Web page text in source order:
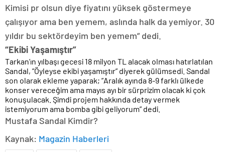
Kimisi pr olsun diye fiyatını yüksek göstermeye
çalışıyor ama ben yemem, aslında halk da yemiyor. 30
yıldır bu sektördeyim ben yemem” dedi.
“Ekibi Yaşamıştır”
Tarkan’ın yılbaşı gecesi 18 milyon TL alacak olması hatırlatılan
Sandal, ”Öyleyse ekibi yaşamıştır” diyerek gülümsedi. Sandal
son olarak ekleme yaparak; ”Aralık ayında 8-9 farklı ülkede
konser vereceğim ama mayıs ayı bir sürprizim olacak ki çok
konuşulacak. Şimdi projem hakkında detay vermek
istemiyorum ama bomba gibi geliyorum” dedi.
Mustafa Sandal Kimdir?
Kaynak: Magazin Haberleri